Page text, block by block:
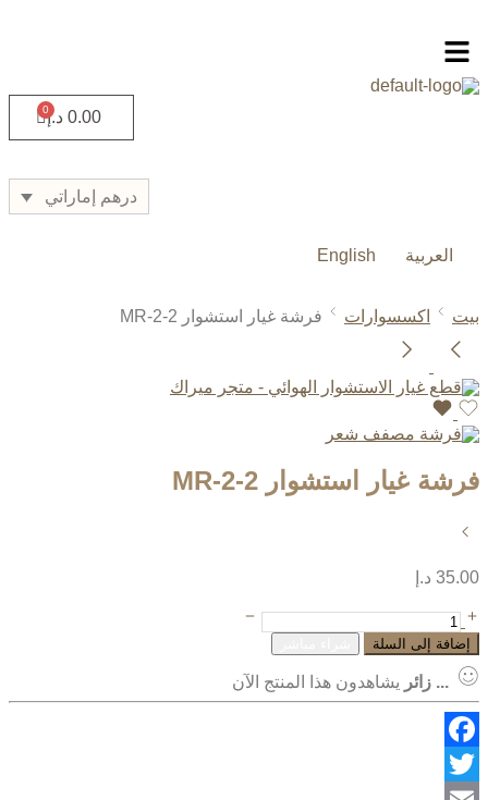
0.00 د.إ
درهم إماراتي
العربية English
بيت اكسسوارات فرشة غيار استشوار MR-2-2
فرشة غيار استشوار MR-2-2
35.00 د.إ
إضافة إلى السلة
... زائر يشاهدون هذا المنتج الآن
Facebook
Twitter